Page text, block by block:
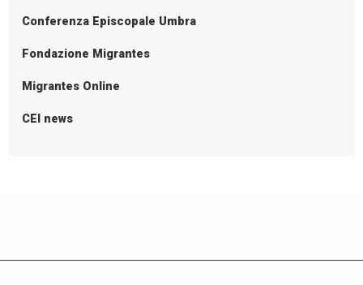
Conferenza Episcopale Umbra
Fondazione Migrantes
Migrantes Online
CEI news